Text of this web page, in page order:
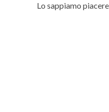
Lo sappiamo